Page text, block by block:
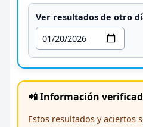
Ver resultados de otro
📲 Información
Estos resultados y aciertos